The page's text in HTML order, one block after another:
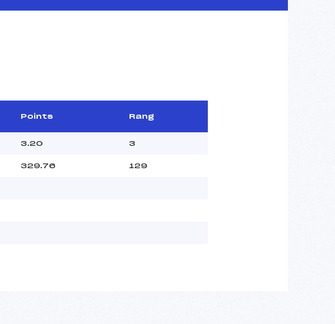
Points Rang
3.20 3
329.76 129